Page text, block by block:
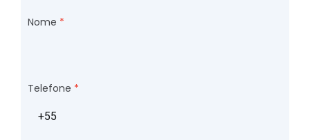
Nome
Telefone